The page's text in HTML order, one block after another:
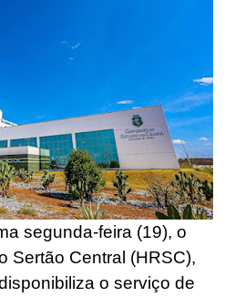
segunda-feira (19), o
Sertão Central (HRSC),
o serviço de